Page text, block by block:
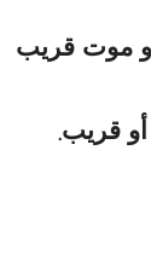
موت قريب
أو قريب.